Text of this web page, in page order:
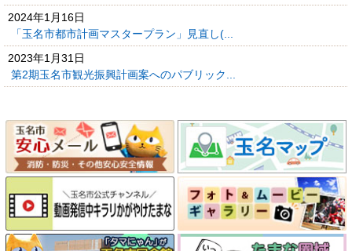
2024年1月16日
「玉名市都市計画マスタープラン」見直し(...
2023年1月31日
第2期玉名市観光振興計画案へのパブリック...